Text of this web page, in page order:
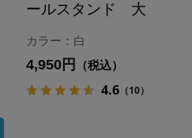
ールスタンド 大
カラー：白
4,950円 （税込）
4.6（10）